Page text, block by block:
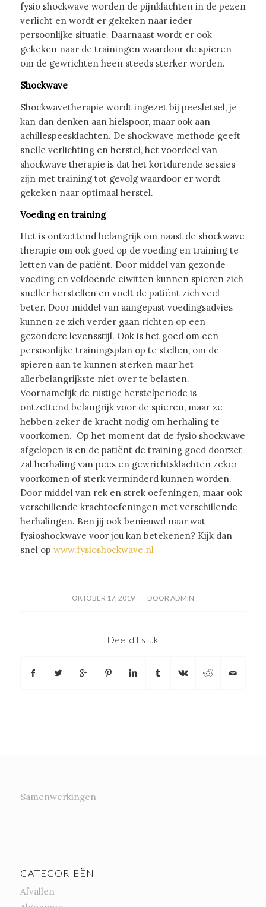
fysio shockwave worden de pijnklachten in de pezen
verlicht en wordt er gekeken naar ieder
persoonlijke situatie. Daarnaast wordt er ook
gekeken naar de trainingen waardoor de spieren
om de gewrichten heen steeds sterker worden.
Shockwave
Shockwavetherapie wordt ingezet bij peesletsel, je
kan dan denken aan hielspoor, maar ook aan
achillespeesklachten. De shockwave methode geeft
snelle verlichting en herstel, het voordeel van
shockwave therapie is dat het kortdurende sessies
zijn met training tot gevolg waardoor er wordt
gekeken naar optimaal herstel.
Voeding en training
Het is ontzettend belangrijk om naast de shockwave
therapie om ook goed op de voeding en training te
letten van de patiënt. Door middel van gezonde
voeding en voldoende eiwitten kunnen spieren zich
sneller herstellen en voelt de patiënt zich veel
beter. Door middel van aangepast voedingsadvies
kunnen ze zich verder gaan richten op een
gezondere levensstijl. Ook is het goed om een
persoonlijke trainingsplan op te stellen, om de
spieren aan te kunnen sterken maar het
allerbelangrijkste niet over te belasten.
Voornamelijk de rustige herstelperiode is
ontzettend belangrijk voor de spieren, maar ze
hebben zeker de kracht nodig om herhaling te
voorkomen. Op het moment dat de fysio shockwave
afgelopen is en de patiënt de training goed doorzet
zal herhaling van pees en gewrichtsklachten zeker
voorkomen of sterk verminderd kunnen worden.
Door middel van rek en strek oefeningen, maar ook
verschillende krachtoefeningen met verschillende
herhalingen. Ben jij ook benieuwd naar wat
fysioshockwave voor jou kan betekenen? Kijk dan
snel op www.fysioshockwave.nl
OKTOBER 17, 2019
/ DOORADMIN
Deel dit stuk
Samenwerkingen
CATEGORIEËN
Afvallen